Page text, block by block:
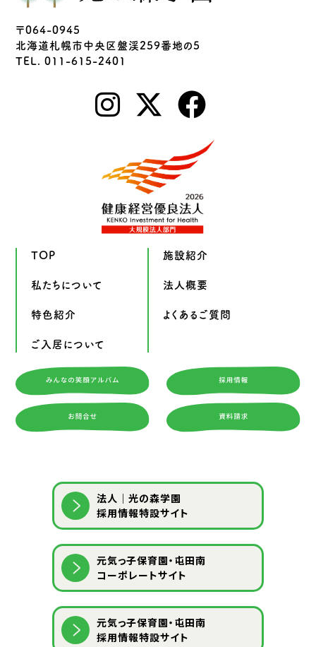
〒064-0945
北海道札幌市中央区盤渓259番地の5
TEL. 011-615-2401
TOP
私たちについて
特色紹介
ご入居について
施設紹介
法人概要
よくあるご質問
法人｜光の森学園
採用情報特設サイト
元気っ子保育園・屯田南
コーポレートサイト
元気っ子保育園・屯田南
採用情報特設サイト